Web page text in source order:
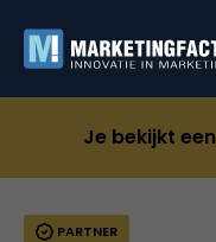
Je bekijkt
PARTNER